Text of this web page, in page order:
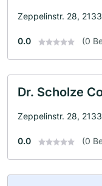
Zeppelinstr. 28,
0.0 (0
Dr. Scholze
Zeppelinstr. 28,
0.0 (0